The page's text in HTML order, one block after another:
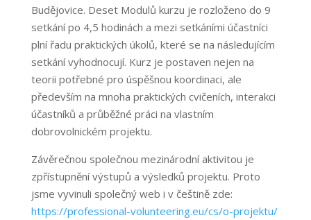
Budějovice. Deset Modulů kurzu je rozloženo do 9
setkání po 4,5 hodinách a mezi setkáními účastníci
plní řadu praktických úkolů, které se na následujícím
setkání vyhodnocují. Kurz je postaven nejen na
teorii potřebné pro úspěšnou koordinaci, ale
především na mnoha praktických cvičeních, interakci
účastníků a průběžné práci na vlastním
dobrovolnickém projektu.
Závěrečnou společnou mezinárodní aktivitou je
zpřístupnění výstupů a výsledků projektu. Proto
jsme vyvinuli společný web i v češtině zde:
https://professional-volunteering.eu/cs/o-projektu/